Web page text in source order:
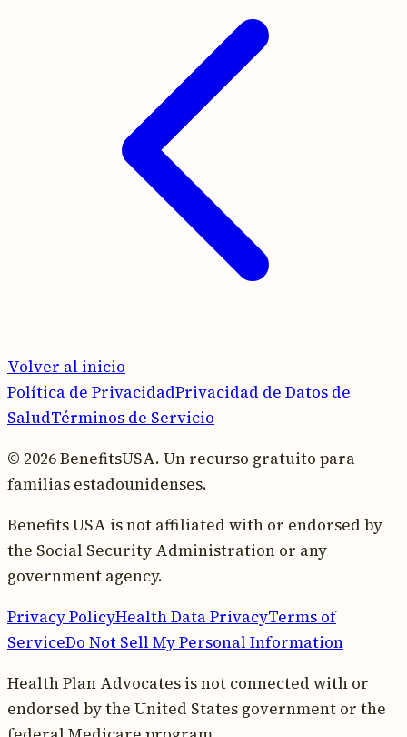
Volver al inicio
Política de PrivacidadPrivacidad de Datos de
SaludTérminos de Servicio
© 2026 BenefitsUSA. Un recurso gratuito para
familias estadounidenses.
Benefits USA is not affiliated with or endorsed by
the Social Security Administration or any
government agency.
Privacy PolicyHealth Data PrivacyTerms of
ServiceDo Not Sell My Personal Information
Health Plan Advocates is not connected with or
endorsed by the United States government or the